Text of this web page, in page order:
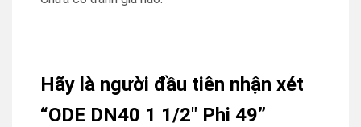
Hãy là người đầu tiên nhận xét
“ODE DN40 1 1/2″ Phi 49”